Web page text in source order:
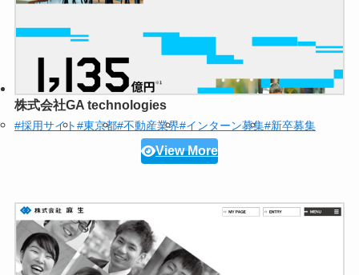
株式会社GA technologies
#採用サイト#東京都#不動産業界#インターン募集#新卒募集
View More